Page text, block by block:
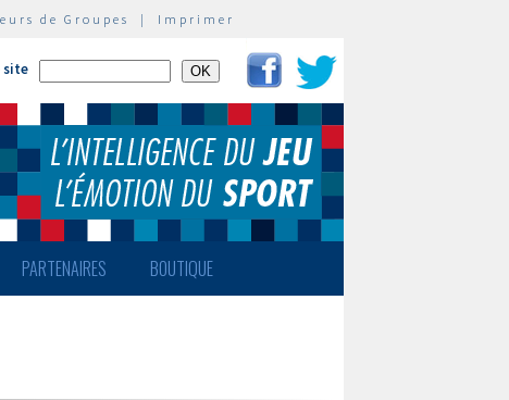
de Groupes | Imprimer
site
PARTENAIRES BOUTIQUE